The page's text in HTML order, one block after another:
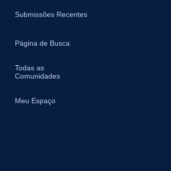
Submissões Recentes
Página de Busca
Todas as
Comunidades
Meu Espaço